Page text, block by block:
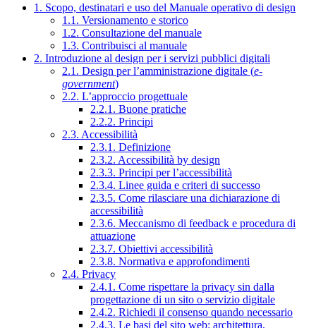
1. Scopo, destinatari e uso del Manuale operativo di design
1.1. Versionamento e storico
1.2. Consultazione del manuale
1.3. Contribuisci al manuale
2. Introduzione al design per i servizi pubblici digitali
2.1. Design per l’amministrazione digitale (e-
government)
2.2. L’approccio progettuale
2.2.1. Buone pratiche
2.2.2. Principi
2.3. Accessibilità
2.3.1. Definizione
2.3.2. Accessibilità by design
2.3.3. Principi per l’accessibilità
2.3.4. Linee guida e criteri di successo
2.3.5. Come rilasciare una dichiarazione di
accessibilità
2.3.6. Meccanismo di feedback e procedura di
attuazione
2.3.7. Obiettivi accessibilità
2.3.8. Normativa e approfondimenti
2.4. Privacy
2.4.1. Come rispettare la privacy sin dalla
progettazione di un sito o servizio digitale
2.4.2. Richiedi il consenso quando necessario
2.4.3. Le basi del sito web: architettura,